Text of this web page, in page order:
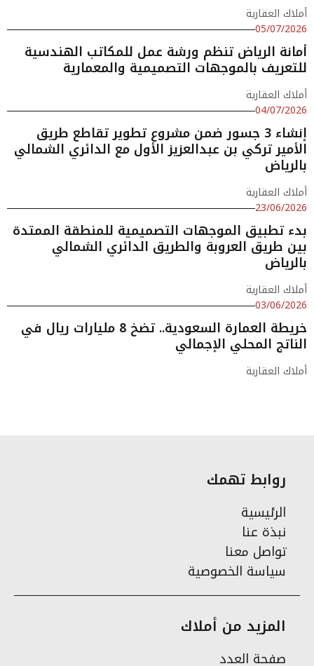
أملاك العقارية
05/07/2026
أمانة الرياض تنظم ورشة عمل للمكاتب الهندسية
للتعريف بالموجهات التصميمية والمعمارية
أملاك العقارية
04/07/2026
إنشاء 3 جسور ضمن مشروع تطوير تقاطع طريق
الأمير تركي بن عبدالعزيز الأول مع الدائري الشمالي
بالرياض
أملاك العقارية
23/06/2026
بدء تطبيق الموجهات التصميمية للمنطقة الممتدة
بين طريق العروبة والطريق الدائري الشمالي
بالرياض
أملاك العقارية
03/06/2026
خريطة العمارة السعودية.. تضخ 8 مليارات ريال في
الناتج المحلي الإجمالي
أملاك العقارية
روابط تهمك
الرئيسية
نبذة عنا
تواصل معنا
سياسة الخصوصية
المزيد من أملاك
صفحة العدد